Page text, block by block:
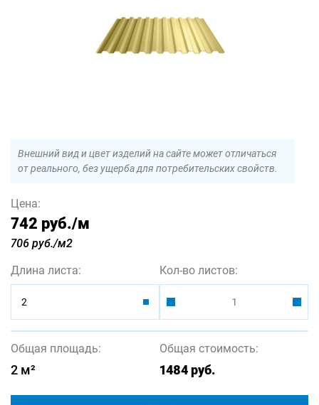
Внешний вид и цвет изделий на сайте может отличаться
от реального, без ущерба для потребительских свойств.
Цена:
742 руб./м
706 руб./м2
Длина листа:
2
Кол-во листов:
Общая площадь:
2 м²
Общая стоимость:
1484руб.